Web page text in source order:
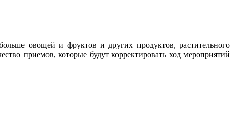
овощей и фруктов и других продуктов, растительного
приемов, которые будут корректировать ход мероприятий